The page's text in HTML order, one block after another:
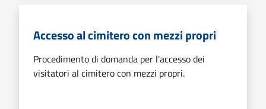
Accesso al cimitero con mezzi propri
Procedimento di domanda per l'accesso dei
visitatori al cimitero con mezzi propri.